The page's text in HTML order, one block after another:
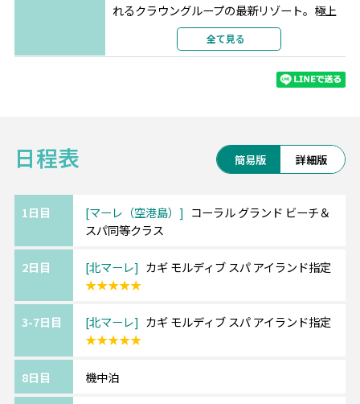
れるクラウングループの最新リゾート。極上
のハウスリーフや自然の中で心も体も癒され
る滞在が可能です。
※日本深夜発の場合はリゾート全泊
全て見る
日程表 簡易版 詳細版
1日目 マーレ（空港島）
コーラル グランド ビーチ＆
スパ同等クラス
2日目 北マーレ
カギ モルディブ スパ アイランド指定
★★★★★
3-7日目 北マーレ
カギ モルディブ スパ アイランド指定
★★★★★
8日目 機中泊